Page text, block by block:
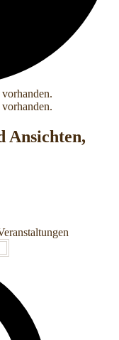
Ansichten,